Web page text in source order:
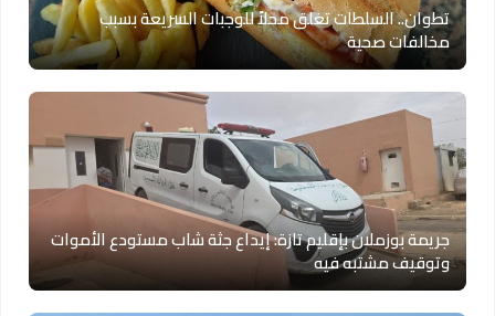
تطوان.. السلطات تغلق محلاً للوجبات السريعة بسبب
مخالفات صحية
جريمة بوزملان بإقليم تازة: إيداع جثة شاب مستودع الأموات
وتوقيف مشتبه فيه